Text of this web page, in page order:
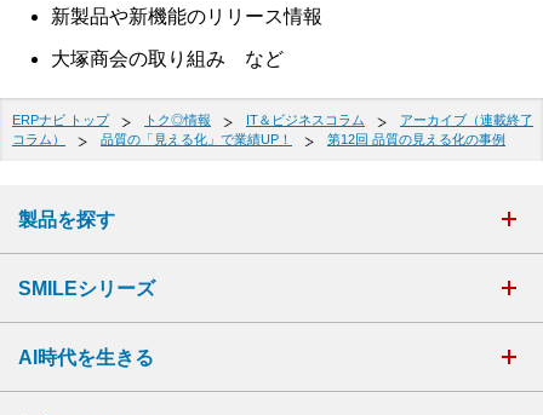
新製品や新機能のリリース情報
大塚商会の取り組み など
ERPナビ トップ トク◎情報 IT＆ビジネスコラム
アーカイブ（連載終了
コラム）
品質の「見える化」で業績UP！ 第12回 品質の見える化の事例
製品を探す
SMILEシリーズ
AI時代を生きる